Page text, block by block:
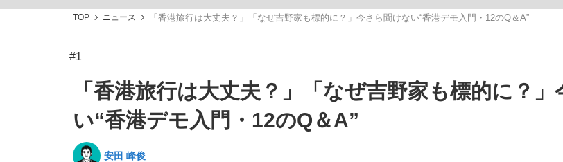
TOP ニュース 「香港旅行は大丈夫？」「なぜ吉野家も標的に？」今さら聞けない“香港デモ入門・12のQ＆A”
#1
「香港旅行は大丈夫？」「なぜ吉野家も標的に？
い“香港デモ入門・12のQ＆A”
安田 峰俊